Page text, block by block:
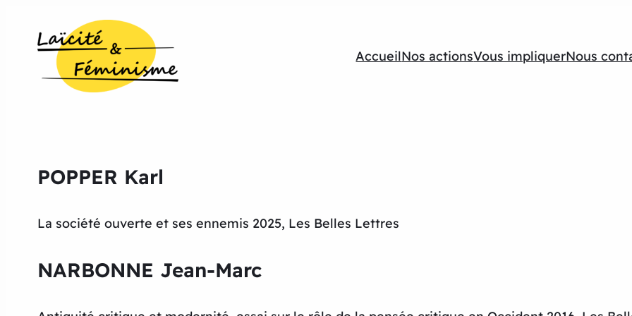
AccueilNos actionsVous impliquerNous
POPPER Karl
La société ouverte et ses ennemis 2025, Les Belles Lettres
NARBONNE Jean-Marc